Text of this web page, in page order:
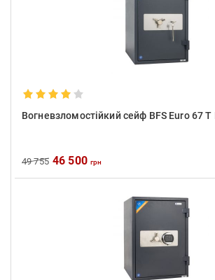
Вогневзломостійкий сейф BFS Euro 67 T
49 755 46 500 грн